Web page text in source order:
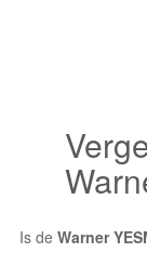
Is de Warner